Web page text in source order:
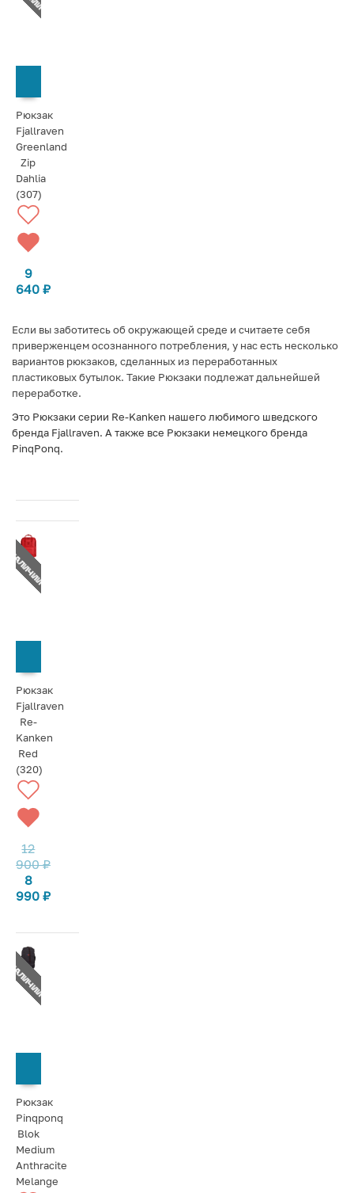
Рюкзак
Fjallraven
Greenland
Zip
Dahlia
(307)
9
640 ₽
Если вы заботитесь об окружающей среде и считаете себя
приверженцем осознанного потребления, у нас есть несколько
вариантов рюкзаков, сделанных из переработанных
пластиковых бутылок. Такие Рюкзаки подлежат дальнейшей
переработке.
Это Рюкзаки серии Re-Kanken нашего любимого шведского
бренда Fjallraven. А также все Рюкзаки немецкого бренда
PinqPonq.
Рюкзак
Fjallraven
Re-
Kanken
Red
(320)
12
900₽
8
990 ₽
Рюкзак
Pinqponq
Blok
Medium
Anthracite
Melange